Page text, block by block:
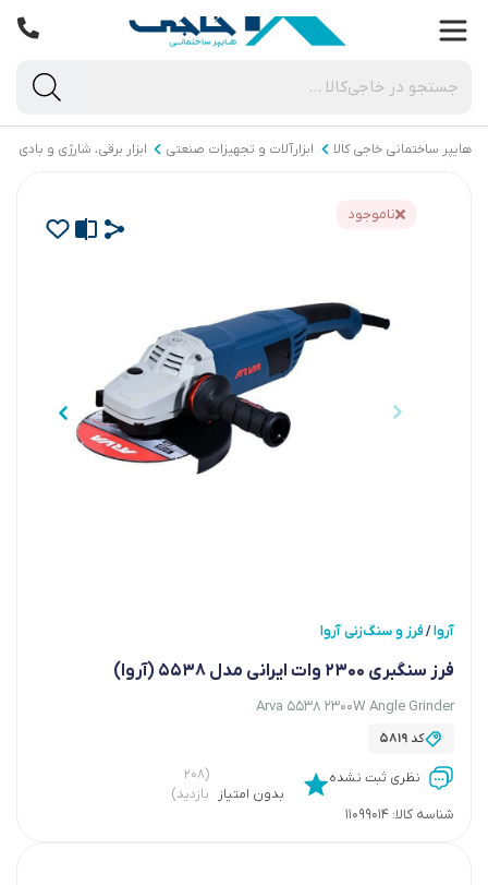
هایپر ساختمانی خاجی‌ کالا ابزارآلات و تجهیزات صنعتی ابزار برقی، شارژی و بادی
ناموجود
آروا/فرز و سنگ‌زنی آروا
فرز سنگبری 2300 وات ایرانی مدل 5538 (آروا)
Arva 5538 2300W Angle Grinder
کد5819
نظری ثبت نشده
بدون امتیاز
(۲۰۸
بازدید)
شناسه کالا: 11099014